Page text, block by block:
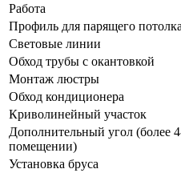
Работа
Профиль для парящего потолка
Световые линии
Обход трубы с окантовкой
Монтаж люстры
Обход кондиционера
Криволинейный участок
Дополнительный угол (более
помещении)
Установка бруса